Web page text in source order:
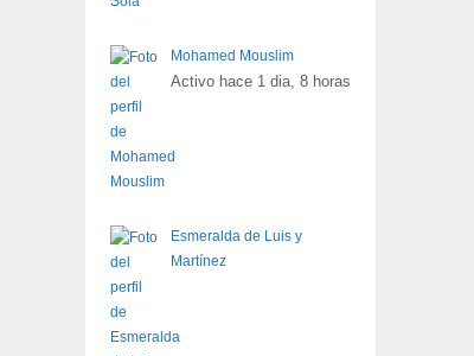
Mohamed Mouslim
Activo hace 1 dia, 8 horas
Esmeralda de Luis y
Martínez